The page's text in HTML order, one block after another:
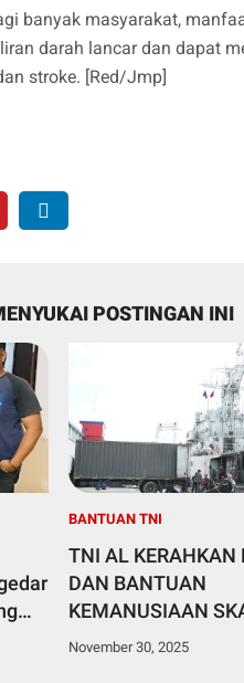
banyak masyarakat,
darah lancar dan dapat
stroke. [Red/Jmp]
POSTINGAN INI
BANTUAN TNI
TNI AL KERAHKAN
DAN BANTUAN
KEMANUSIAAN
BESAR KE ACEH,
November 30, 2025